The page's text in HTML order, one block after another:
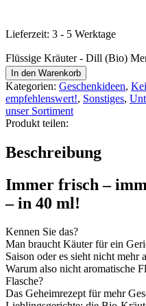
Lieferzeit: 3 - 5 Werktage
Flüssige Kräuter - Dill (Bio)
In den Warenkorb
Kategorien: Geschenkideen,
empfehlenswert!, Sonstiges,
unser Sortiment
Produkt teilen:
Beschreibung
Immer frisch –
– in 40 ml!
Kennen Sie das?
Man braucht Käuter für ein
Saison oder es sieht nicht
Warum also nicht aromatische
Flasche?
Das Geheimrezept für mehr